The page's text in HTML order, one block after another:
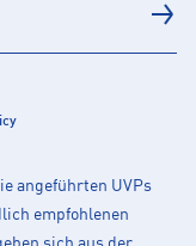
angeführten UVPs
empfohlenen